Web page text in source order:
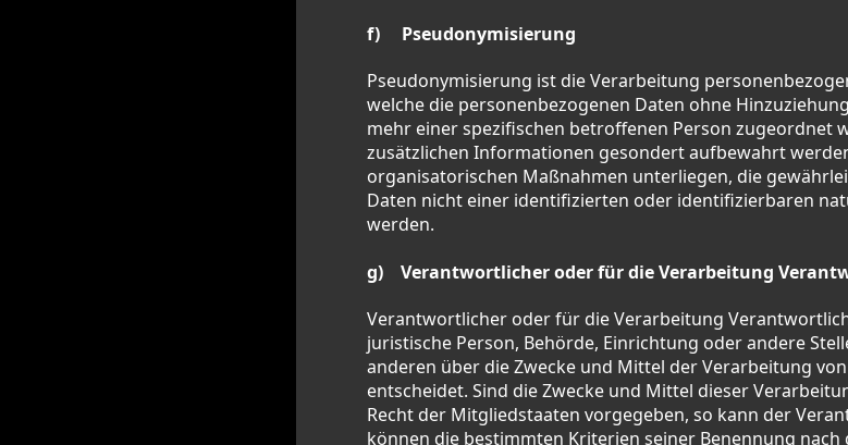
f) Pseudonymisierung
Pseudonymisierung ist die Verarbeitung
welche die personenbezogenen Daten ohne
mehr einer spezifischen betroffenen Person zugeordnet
zusätzlichen Informationen gesondert aufbewahrt
organisatorischen Maßnahmen unterliegen, die
Daten nicht einer identifizierten oder identifizierbaren
werden.
g) Verantwortlicher oder für die Verarbeitung
Verantwortlicher oder für die Verarbeitung
juristische Person, Behörde, Einrichtung oder andere
anderen über die Zwecke und Mittel der Verarbeitung
entscheidet. Sind die Zwecke und Mittel dieser
Recht der Mitgliedstaaten vorgegeben, so kann der
können die bestimmten Kriterien seiner Benennung